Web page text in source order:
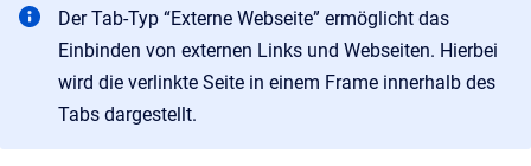
Der Tab-Typ “Externe Webseite” ermöglicht das
Einbinden von externen Links und Webseiten. Hierbei
wird die verlinkte Seite in einem Frame innerhalb des
Tabs dargestellt.